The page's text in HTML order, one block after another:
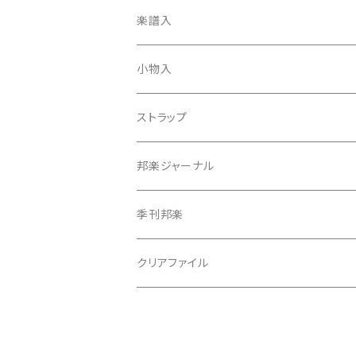
天神袋
天神巾着
指すり
つぼシール
撥皮・撥皮のり
胴板
楽譜入
小物入
ストラップ
邦楽ジャーナル
季刊邦楽
クリアファイル